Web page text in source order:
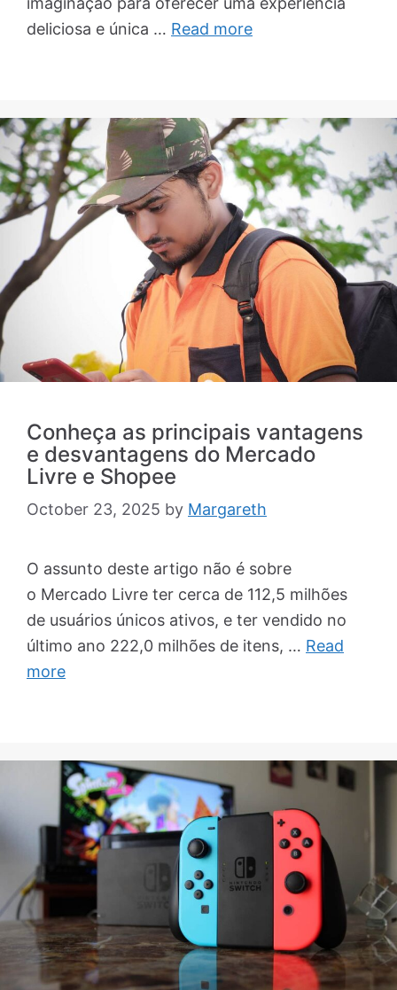
deliciosa e única … Read more
Conheça as principais vantagens
e desvantagens do Mercado
Livre e Shopee
October 23, 2025 by Margareth
O assunto deste artigo não é sobre
o Mercado Livre ter cerca de 112,5 milhões
de usuários únicos ativos, e ter vendido no
último ano 222,0 milhões de itens, … Read
more